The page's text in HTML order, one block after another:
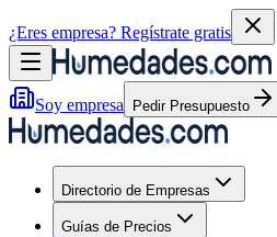
¿Eres empresa? Regístrate gratis
Soy empresa Pedir Presupuesto
Directorio de Empresas
Guías de Precios